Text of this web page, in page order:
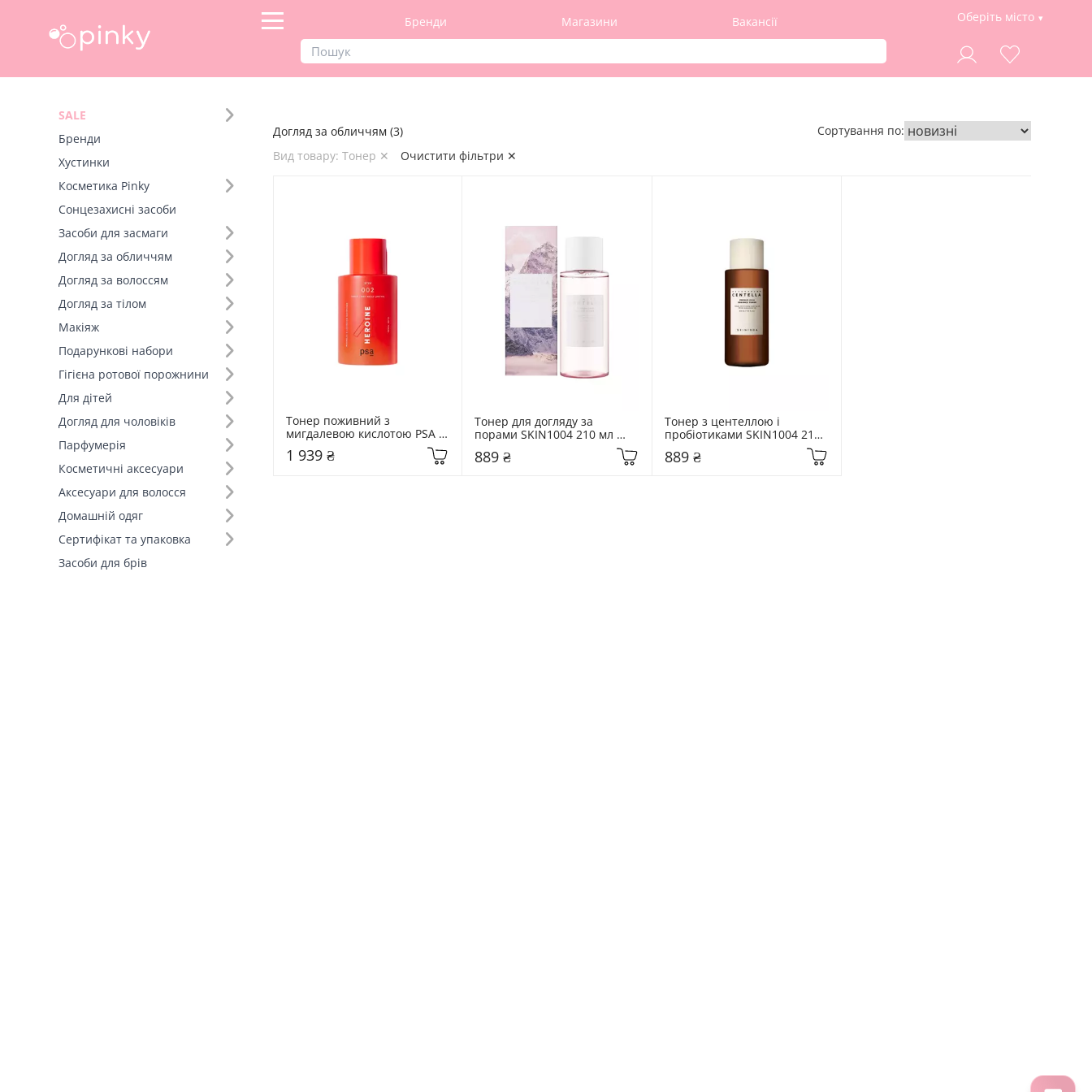
Бренди Магазини Вакансії Оберіть місто
SALE
Бренди
Хустинки
Косметика Pinky
Сонцезахисні засоби
Засоби для засмаги
Догляд за обличчям
Догляд за волоссям
Догляд за тілом
Макіяж
Подарункові набори
Гігієна ротової порожнини
Для дітей
Догляд для чоловіків
Парфумерія
Косметичні аксесуари
Аксесуари для волосся
Домашній одяг
Сертифікат та упаковка
Засоби для брів
Фільтр
Вид товару (92)
Догляд за обличчям (3)
Вид товару: Тонер ✕
Очистити фільтри ✕
Сортування по:
Тонер поживний з
мигдалевою кислотою PSA
100 мл Heroine Mandelic &
Licorice Superfood Glow
1 939 ₴
Тонер для догляду за
порами SKIN1004 210 мл
Poremizing Clear Toner
889 ₴
Тонер з центеллою і
пробіотиками SKIN1004 210
Probio-Cica Essence Toner
889 ₴